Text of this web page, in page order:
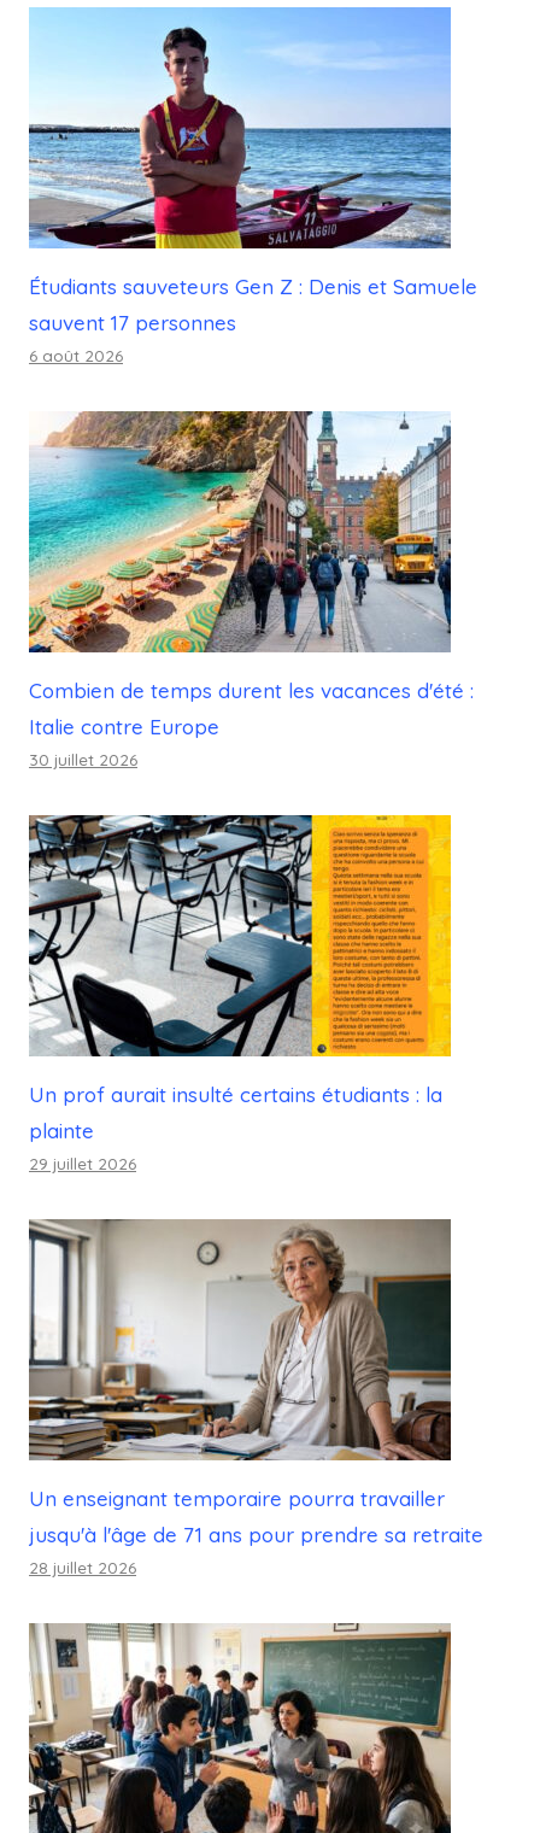
Étudiants sauveteurs Gen Z : Denis et Samuele
sauvent 17 personnes
6 août 2026
Combien de temps durent les vacances d'été :
Italie contre Europe
30 juillet 2026
Un prof aurait insulté certains étudiants : la
plainte
29 juillet 2026
Un enseignant temporaire pourra travailler
jusqu'à l'âge de 71 ans pour prendre sa retraite
28 juillet 2026